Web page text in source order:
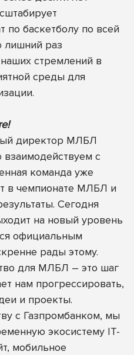
по баскетболу по всей
лишний раз
стремлений в
среды для
директор МЛБЛ
с
команда уже
в чемпионате МЛБЛ и
Сегодня
на новый уровень
официальным
рады этому.
для МЛБЛ – это шаг
нам прогрессировать,
и проекты.
с Газпромбанком, мы
экосистему IT-
мобильное